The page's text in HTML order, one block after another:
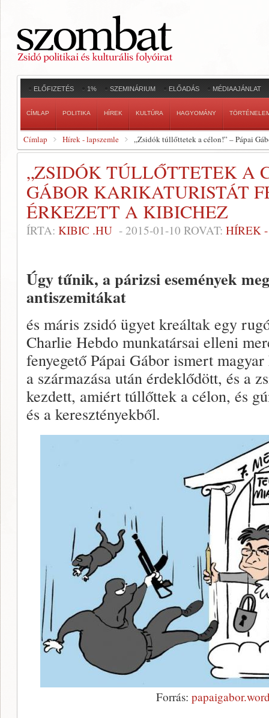
ELŐFIZETÉS 1% SZEMINÁRIUM ELŐADÁS MÉDIAAJÁNLAT
CÍMLAP POLITIKA HÍREK KULTÚRA HAGYOMÁNY
Címlap Hírek - lapszemle „Zsidók túllőttetek a célon!” – Pápai
„ZSIDÓK TÚLLŐTTETEK A
GÁBOR KARIKATURISTÁT
ÉRKEZETT A KIBICHEZ
ÍRTA: KIBIC .HU - 2015-01-10 ROVAT: HÍREK
Úgy tűnik, a párizsi események
antiszemitákat
és máris zsidó ügyet kreáltak egy
Charlie Hebdo munkatársai elleni
fenyegető Pápai Gábor ismert
a származása után érdeklődött, és a
kezdett, amiért túllőttek a célon, és
és a keresztényekből.
Forrás: